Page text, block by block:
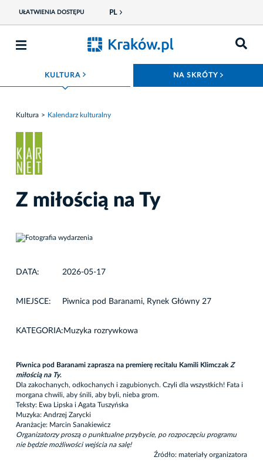
UŁATWIENIA DOSTĘPU PL
KULTURA ROZWIŃ MENU NA SKRÓTY
Kultura Kalendarz kulturalny
Z miłością na Ty
DATA: 2026-05-17
MIEJSCE: Piwnica pod Baranami, Rynek Główny 27
KATEGORIA: Muzyka rozrywkowa
Piwnica pod Baranami zaprasza na premierę recitalu Kamili KlimczakZ
miłością na Ty.
Dla zakochanych, odkochanych i zagubionych. Czyli dla wszystkich! Fata i
morgana chwili, aby śnili, aby byli, nieba grom.
Teksty: Ewa Lipska i Agata Tuszyńska
Muzyka: Andrzej Zarycki
Aranżacje: Marcin Sanakiewicz
Organizatorzy proszą o punktualne przybycie, po rozpoczęciu programu
nie będzie możliwości wejścia na salę!
Źródło: materiały organizatora